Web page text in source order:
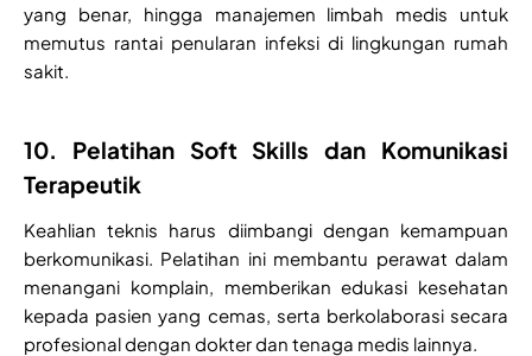
yang benar, hingga manajemen limbah medis untuk
memutus rantai penularan infeksi di lingkungan rumah
sakit.
10. Pelatihan Soft Skills dan Komunikasi
Terapeutik
Keahlian teknis harus diimbangi dengan kemampuan
berkomunikasi. Pelatihan ini membantu perawat dalam
menangani komplain, memberikan edukasi kesehatan
kepada pasien yang cemas, serta berkolaborasi secara
profesional dengan dokter dan tenaga medis lainnya.